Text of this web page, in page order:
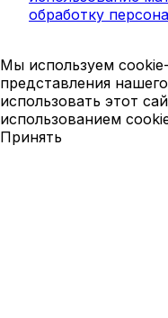
обработку
Мы используем
представления
использовать этот
использованием
Принять